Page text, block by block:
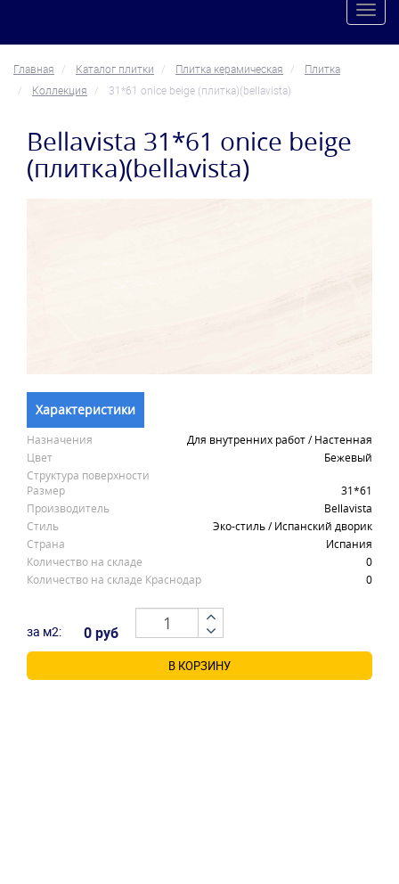
Главная Каталог плитки Плитка керамическая
Плитка
Коллекция
31*61 onice beige (плитка)(bellavista)
Bellavista 31*61 onice beige
(плитка)(bellavista)
Характеристики
Назначения
Для внутренних работ / Настенная
Цвет
Бежевый
Структура поверхности
Размер
31*61
Производитель
Bellavista
Стиль
Эко-стиль / Испанский дворик
Страна
Испания
Количество на складе
0
Количество на складе Краснодар
0
за м2: 0 руб
В КОРЗИНУ